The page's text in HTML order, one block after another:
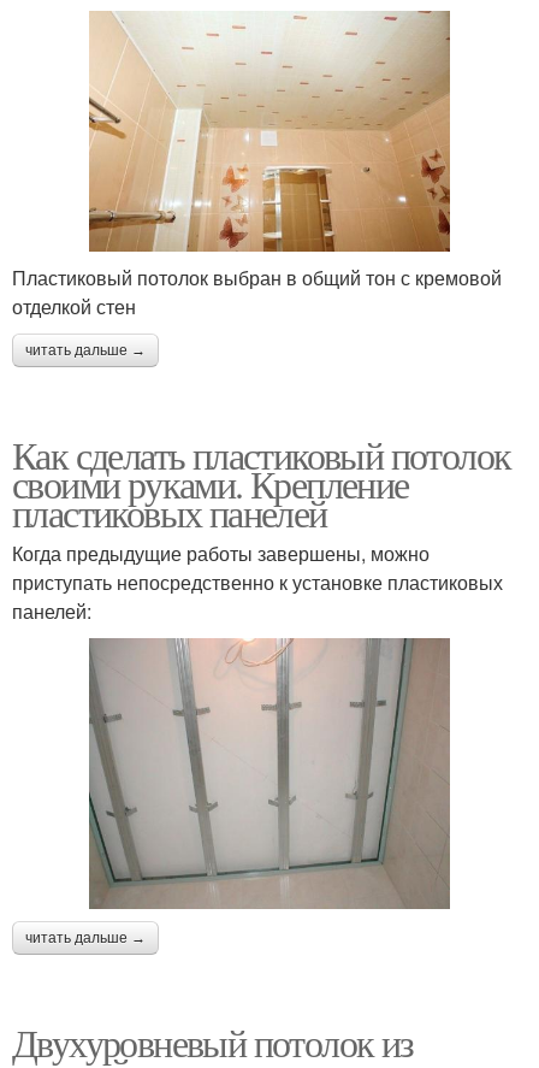
Пластиковый потолок выбран в общий тон с кремовой
отделкой стен
читать дальше →
Как сделать пластиковый потолок
своими руками. Крепление
пластиковых панелей
Когда предыдущие работы завершены, можно
приступать непосредственно к установке пластиковых
панелей:
читать дальше →
Двухуровневый потолок из